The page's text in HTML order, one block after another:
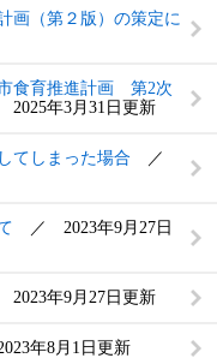
画（第２版）の策定に
食育推進計画 第2次
2025年3月31日更新
てしまった場合
2023年9月27日
2023年9月27日更新
年8月1日更新